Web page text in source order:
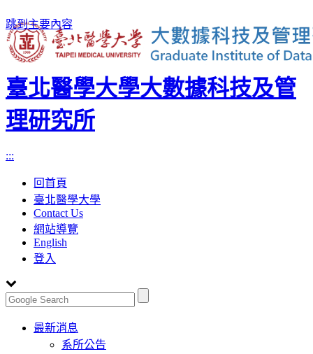
跳到主要內容
臺北醫學大學大數據科技及管
理研究所
:::
回首頁
臺北醫學大學
Contact Us
網站導覽
English
登入
Toggle
navigation
最新消息
系所公告